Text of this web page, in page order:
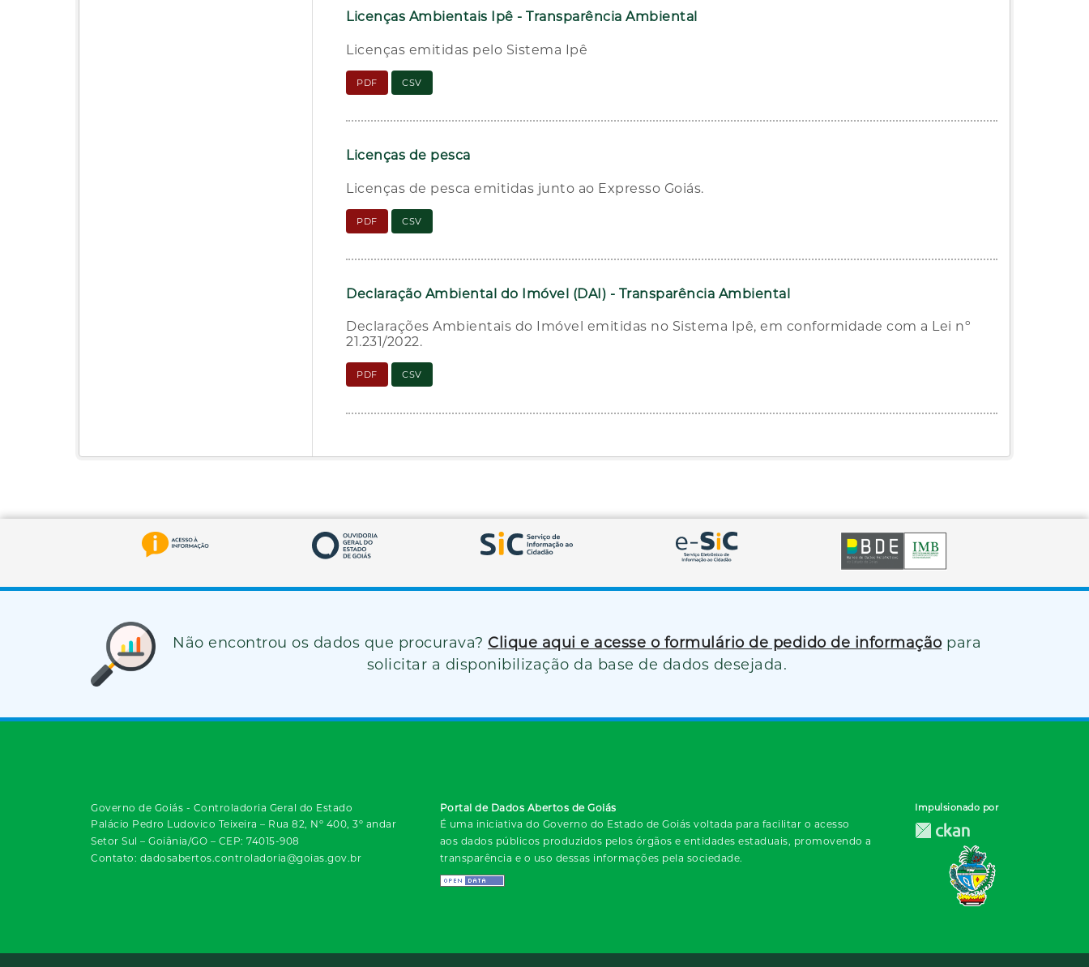
Licenças Ambientais Ipê - Transparência Ambiental
Licenças emitidas pelo Sistema Ipê
PDF CSV
Licenças de pesca
Licenças de pesca emitidas junto ao Expresso Goiás.
PDF CSV
Declaração Ambiental do Imóvel (DAI) - Transparência Ambiental
Declarações Ambientais do Imóvel emitidas no Sistema Ipê, em conformidade com a Lei nº
21.231/2022.
PDF CSV
Não encontrou os dados que procurava? Clique aqui e acesse o formulário de pedido de informação para
solicitar a disponibilização da base de dados desejada.
Governo de Goiás - Controladoria Geral do Estado
Palácio Pedro Ludovico Teixeira – Rua 82, Nº 400, 3º andar
Setor Sul – Goiânia/GO – CEP: 74015-908
Contato: dadosabertos.controladoria@goias.gov.br
Portal de Dados Abertos de Goiás
É uma iniciativa do Governo do Estado de Goiás voltada para facilitar o acesso
aos dados públicos produzidos pelos órgãos e entidades estaduais, promovendo a
transparência e o uso dessas informações pela sociedade.
Impulsionado por